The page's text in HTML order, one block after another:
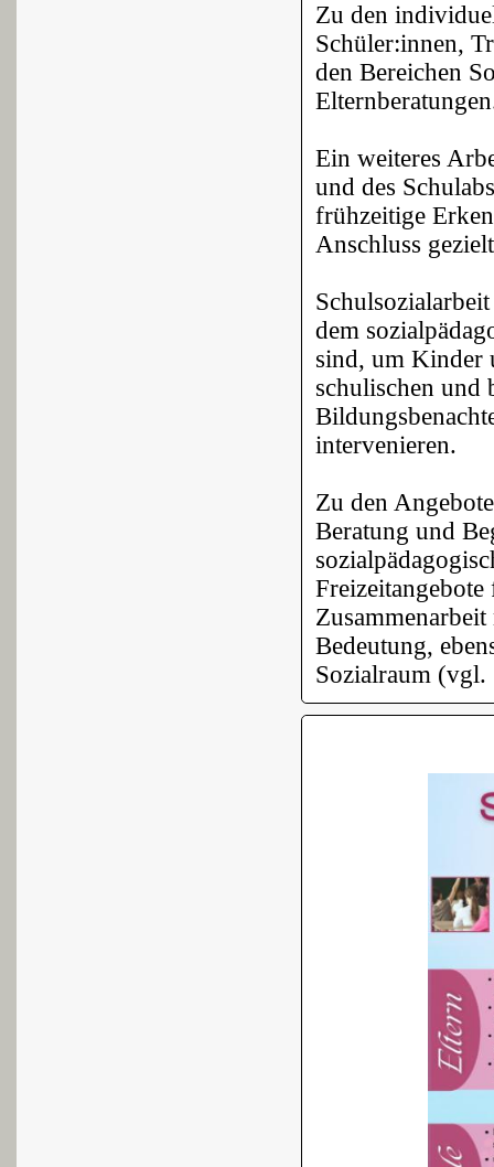
Zu den
Schüler:innen,
den Bereichen
Ein weiteres
und des
frühzeitige
Anschluss
dem
sind, um Kinder
schulischen
intervenieren.
Zu den
Beratung und
Bedeutung,
Sozialraum (vgl.